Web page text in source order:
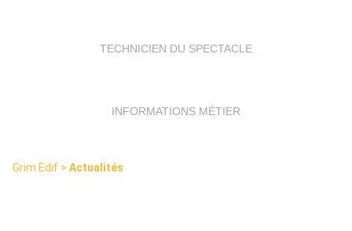
TECHNICIEN DU SPECTACLE
INFORMATIONS MÉTIER
Grim Edif > Actualités